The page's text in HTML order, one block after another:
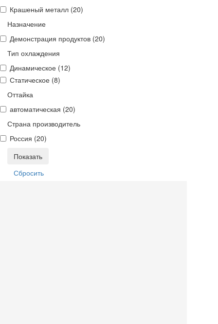
Крашеный металл (20)
Назначение
Демонстрация продуктов (20)
Тип охлаждения
Динамическое (12)
Статическое (8)
Оттайка
автоматическая (20)
Страна производитель
Россия (20)